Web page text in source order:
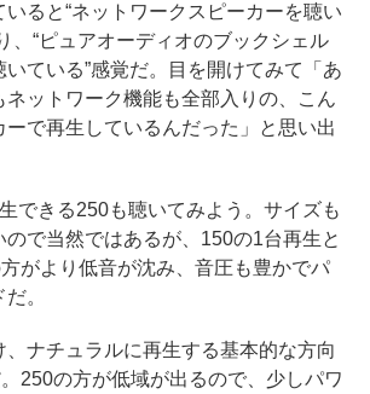
いると“ネットワークスピーカーを聴い
、“ピュアオーディオのブックシェル
ている”感覚だ。目を開けてみて「あ
ネットワーク機能も全部入りの、こん
ーで再生しているんだった」と思い出
できる250も聴いてみよう。サイズも
で当然ではあるが、150の1台再生と
がより低音が沈み、音圧も豊かでパ
。
ナチュラルに再生する基本的な方向
250の方が低域が出るので、少しパワ